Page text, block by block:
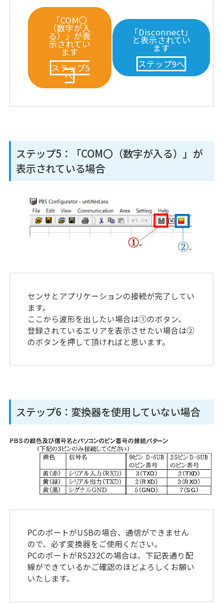
「COM〇
（数字が入
る）」が表
示されてい
ます
ステップ5
へ
「Disconnect」
と表示されてい
ます
ステップ9へ
ステップ5：「COM〇（数字が入る）」が
表示されている場合
センサとアプリケーションの接続が完了してい
ます。
ここから波形を出したい場合は①のボタン、
登録されているエリアを表示させたい場合は②
のボタンを押して頂ければと思います。
ステップ6：変換器を使用していない場合
PCのポートがUSBの場合、通信ができません
ので、必ず変換器をご使用ください。
PCのポートがRS232Cの場合は、下記表通り配
線ができているかご確認のほどよろしくお願い
いたします。